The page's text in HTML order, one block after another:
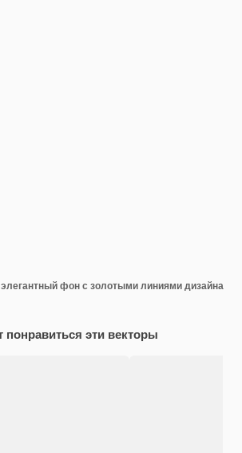
фон с золотыми линиями дизайна
понравиться эти векторы